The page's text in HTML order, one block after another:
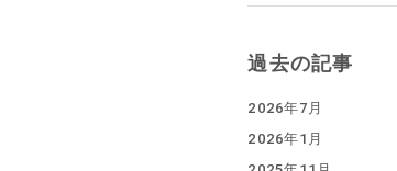
過去の記事
2026年7月
2026年1月